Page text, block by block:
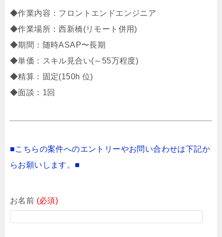
◆作業内容：フロントエンドエンジニア
◆作業場所：西新橋(リモート併用)
◆期間：随時ASAP〜長期
◆単価：スキル見合い(～55万程度)
◆精算：固定(150h 位)
◆面談：1回
■こちらの案件へのエントリーやお問い合わせは下記か
らお願いします。■
お名前 (必須)